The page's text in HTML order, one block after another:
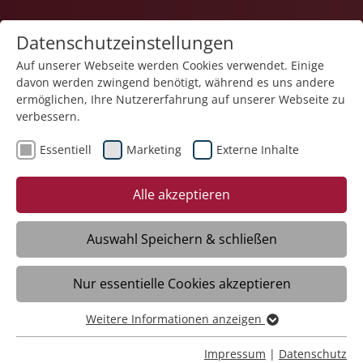
Teilhabe und Familie
Jugendtreff im Jugend- und
Kulturzentrum MOLKE
Friedrichshafen
Datenschutzeinstellungen
Auf unserer Webseite werden Cookies verwendet. Einige
davon werden zwingend benötigt, während es uns andere
ermöglichen, Ihre Nutzererfahrung auf unserer Webseite zu
verbessern.
Essentiell Marketing Externe Inhalte
Alle akzeptieren
Auswahl Speichern & schließen
Nur essentielle Cookies akzeptieren
Essentiell
Essentielle Cookies werden für grundlegende Funktionen
Weitere Informationen anzeigen
Impressum | Datenschutz